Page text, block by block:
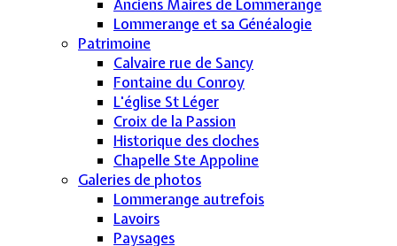
Anciens Maires de Lommerange
Lommerange et sa Généalogie
Patrimoine
Calvaire rue de Sancy
Fontaine du Conroy
L'église St Léger
Croix de la Passion
Historique des cloches
Chapelle Ste Appoline
Galeries de photos
Lommerange autrefois
Lavoirs
Paysages